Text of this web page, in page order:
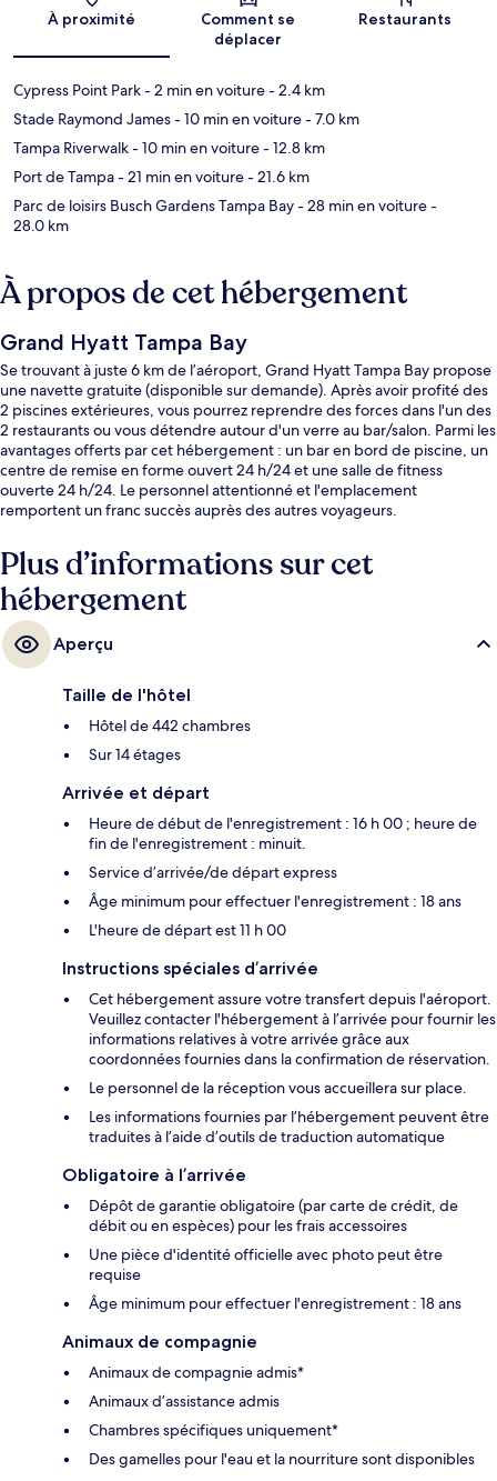
Carte
À proximité
Comment se
déplacer
Restaurants
Cypress Point Park- 2 min en voiture- 2.4 km
Stade Raymond James- 10 min en voiture- 7.0 km
Tampa Riverwalk- 10 min en voiture- 12.8 km
Port de Tampa- 21 min en voiture- 21.6 km
Parc de loisirs Busch Gardens Tampa Bay- 28 min en voiture-
28.0 km
À propos de cet hébergement
Grand Hyatt Tampa Bay
Se trouvant à juste 6 km de l’aéroport, Grand Hyatt Tampa Bay propose
une navette gratuite (disponible sur demande). Après avoir profité des
2 piscines extérieures, vous pourrez reprendre des forces dans l'un des
2 restaurants ou vous détendre autour d'un verre au bar/salon. Parmi les
avantages offerts par cet hébergement : un bar en bord de piscine, un
centre de remise en forme ouvert 24 h/24 et une salle de fitness
ouverte 24 h/24. Le personnel attentionné et l'emplacement
remportent un franc succès auprès des autres voyageurs.
Plus d’informations sur cet
hébergement
Aperçu
Taille de l'hôtel
Hôtel de 442 chambres
Sur 14 étages
Arrivée et départ
Heure de début de l'enregistrement : 16 h 00 ; heure de
fin de l'enregistrement : minuit.
Service d’arrivée/de départ express
Âge minimum pour effectuer l'enregistrement : 18 ans
L'heure de départ est 11 h 00
Instructions spéciales d’arrivée
Cet hébergement assure votre transfert depuis l'aéroport.
Veuillez contacter l'hébergement à l’arrivée pour fournir les
informations relatives à votre arrivée grâce aux
coordonnées fournies dans la confirmation de réservation.
Le personnel de la réception vous accueillera sur place.
Les informations fournies par l’hébergement peuvent être
traduites à l’aide d’outils de traduction automatique
Obligatoire à l’arrivée
Dépôt de garantie obligatoire (par carte de crédit, de
débit ou en espèces) pour les frais accessoires
Une pièce d'identité officielle avec photo peut être
requise
Âge minimum pour effectuer l'enregistrement : 18 ans
Animaux de compagnie
Animaux de compagnie admis*
Animaux d’assistance admis
Chambres spécifiques uniquement*
Des gamelles pour l'eau et la nourriture sont disponibles